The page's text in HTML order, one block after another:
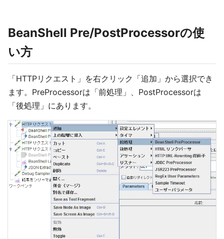
BeanShell Pre/PostProcessorの使
い方
「HTTPリクエスト」を右クリック「追加」から選択でき
ます。PreProcessorは「前処理」、PostProcessorは
「後処理」にあります。